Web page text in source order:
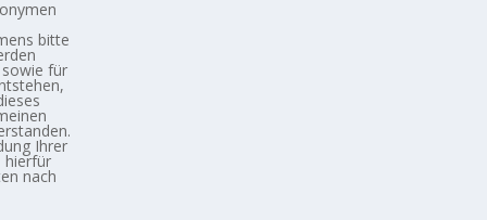
bitte
für
Ihrer
hierfür
nach